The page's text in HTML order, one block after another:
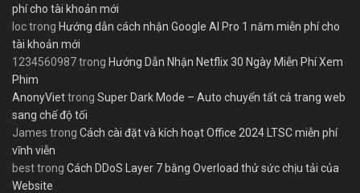
phí cho tài khoản mới
loctrong Hướng dẫn cách nhận Google AI Pro 1 năm miễn phí cho
tài khoản mới
1234560987trong Hướng Dẫn Nhận Netflix 30 Ngày Miễn Phí Xem
Phim
AnonyViettrong Super Dark Mode – Auto chuyển tất cả trang web
sang chế độ tối
James trong Cách cài đặt và kích hoạt Office 2024 LTSC miễn phí
vĩnh viễn
besttrong Cách DDoS Layer 7 bằng Overload thử sức chịu tải của
Website